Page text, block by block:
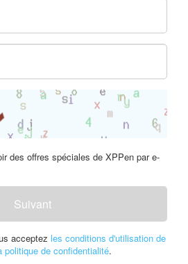
des offres spéciales de XPPen par e-
Suivant
acceptez les conditions d'utilisation de
politique de confidentialité.